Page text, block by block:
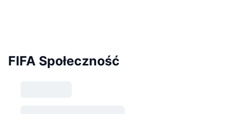
FIFA Społeczność